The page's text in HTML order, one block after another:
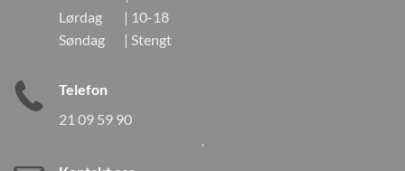
Lørdag | 10-18
Søndag | Stengt
Telefon
21 09 59 90